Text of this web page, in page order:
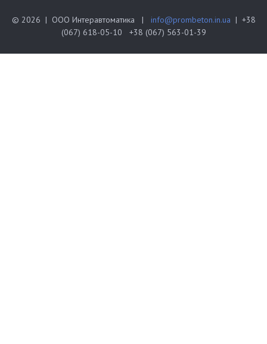
© 2026 | ООО Интеравтоматика | info@prombeton.in.ua | +38
(067) 618-05-10 +38 (067) 563-01-39